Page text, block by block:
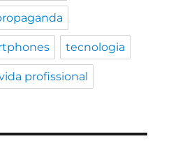
tecnologia
profissional